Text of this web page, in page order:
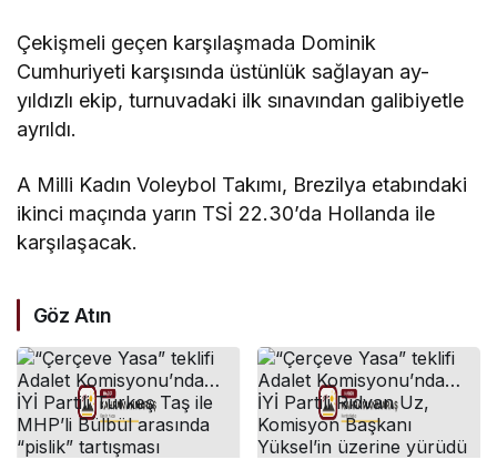
Çekişmeli geçen karşılaşmada Dominik
Cumhuriyeti karşısında üstünlük sağlayan ay-
yıldızlı ekip, turnuvadaki ilk sınavından galibiyetle
ayrıldı.
A Milli Kadın Voleybol Takımı, Brezilya etabındaki
ikinci maçında yarın TSİ 22.30’da Hollanda ile
karşılaşacak.
Göz Atın